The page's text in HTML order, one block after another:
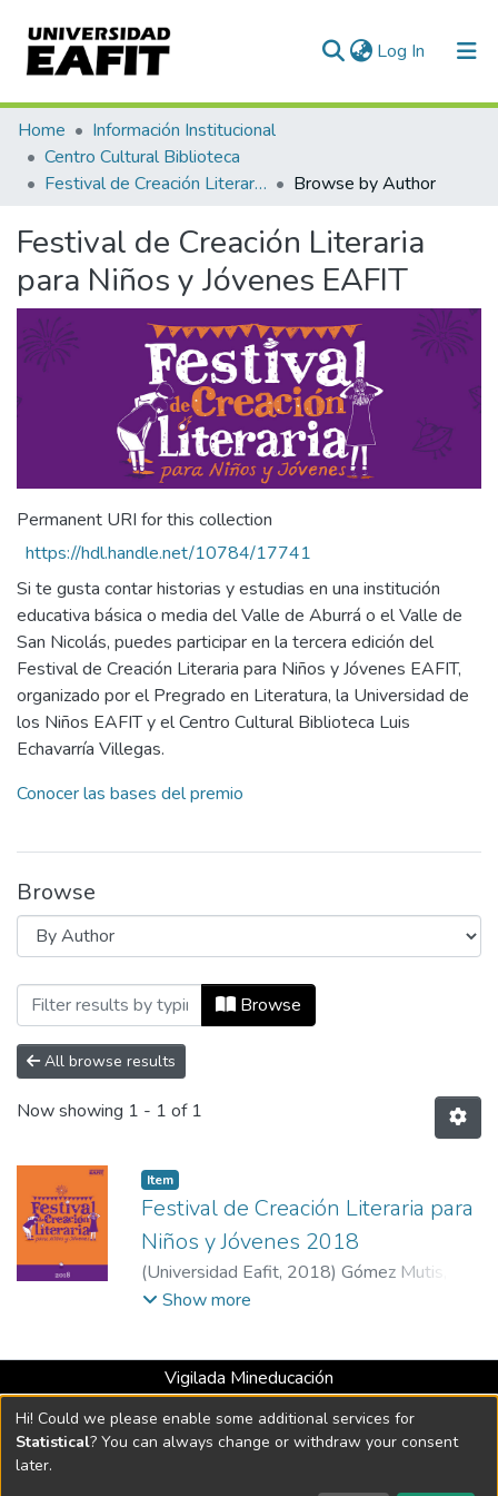
Log In (current)
Communities & Collections
All of DSpace
Home
Información Institucional
Centro Cultural Biblioteca
​Festival de Creación Literaria para Niños y Jóvenes EAFIT
Browse by Author
​Festival de Creación Literaria
para Niños y Jóvenes EAFIT
Permanent URI for this collection
https://hdl.handle.net/10784/17741
Si te gusta contar historias y estudias en una institución
educativa básica o media del Valle de Aburrá o el Valle de
San Nicolás, puedes participar en la tercera edición del
Festival de Creación Literaria para Niños y Jóvenes EAFIT,
organizado por el Pregrado en Literatura, la Universidad de
los Niños EAFIT y el Centro Cultural Biblioteca Luis
Echavarría Villegas.
Conocer las bases del premio
Browse
Browsing ​Festival de Creación Literaria
Browse
All browse results
Now showing 1 - 1 of 1
Item
Festival de Creación Literaria para
Niños y Jóvenes 2018
(Universidad Eafit, 2018) Gómez Mutis,
Pablo;Ríos, Salomé
Eslava Bedoya, Valeria;Smith Ojeda, James
Show more
Vigilada Mineducación
Universidad con Acreditación Institucional hasta 2026 -
Resolución MEN 2158 de 2018
Hi! Could we please enable some additional services for
Statistical? You can always change or withdraw your consent
later.